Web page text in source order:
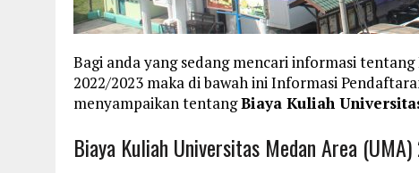
Bagi anda yang sedang mencari informasi
2022/2023 maka di bawah ini Informasi
menyampaikan tentangBiaya Kuliah
Biaya Kuliah Universitas Medan Area